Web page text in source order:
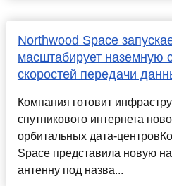
Northwood Space
масштабирует наземную
скоростей передачи
Компания готовит
спутникового интернета
орбитальных дата-
Space представила новую
антенну под назва...